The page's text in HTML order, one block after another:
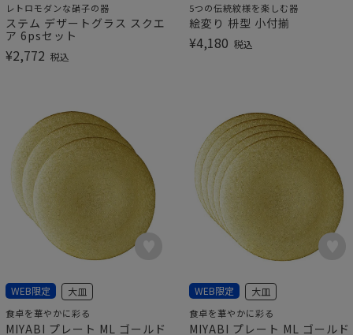
レトロモダンな硝子の器
ステム デザートグラス スクエ
ア 6psセット
¥2,772 税込
5つの伝統紋様を楽しむ器
絵変り 枡型 小付揃
¥4,180 税込
WEB限定 大皿
食卓を華やかに彩る
MIYABI プレート ML ゴールド
WEB限定 大皿
食卓を華やかに彩る
MIYABI プレート ML ゴールド